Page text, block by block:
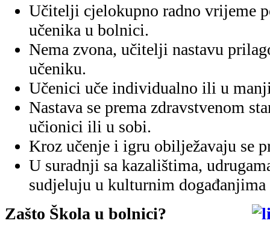
Učitelji cjelokupno radno vrijeme
učenika u bolnici.
Nema zvona, učitelji nastavu
učeniku.
Učenici uče individualno ili u
Nastava se prema zdravstvenom
učionici ili u sobi.
Kroz učenje i igru obilježavaju se
U suradnji sa kazalištima,
sudjeluju u kulturnim
Zašto Škola u bolnici?